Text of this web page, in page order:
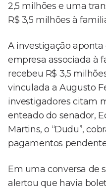
2,5 milhões e uma
R$ 3,5 milhões à
A investigação aponta
empresa associada à
recebeu R$ 3,5
vinculada a Augusto
investigadores citam
enteado do senador,
Martins, o “Dudu”,
pagamentos
Em uma conversa de
alertou que havia